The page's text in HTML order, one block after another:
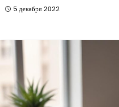
5 декабря 2022